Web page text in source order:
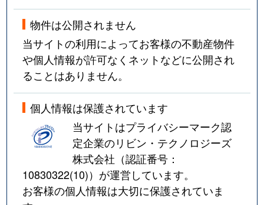
物件は公開されません
当サイトの利用によってお客様の不動産物件
や個人情報が許可なくネットなどに公開され
ることはありません。
個人情報は保護されています
当サイトはプライバシーマーク認
定企業のリビン・テクノロジーズ
株式会社（認証番号：
10830322(10)）が運営しています。
お客様の個人情報は大切に保護されていま